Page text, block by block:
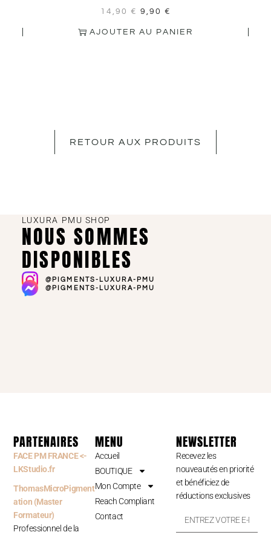
14,90 € 9,90 €
AJOUTER AU PANIER
RETOUR AUX PRODUITS
LUXURA PMU SHOP
NOUS SOMMES
DISPONIBLES
@PIGMENTS-LUXURA-PMU
@PIGMENTS-LUXURA-PMU
PARTENAIRES
FACE PM FRANCE <-
LKStudio.fr
ThomasMicroPigment
ation (Master
Formateur)
Professionnel de la
MENU
Accueil
BOUTIQUE
Mon Compte
Reach Compliant
Contact
NEWSLETTER
Recevez les
nouveautés en priorité
et bénéficiez de
réductions exclusives